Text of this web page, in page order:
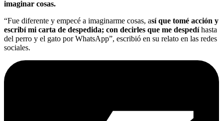
imaginar cosas.
“Fue diferente y empecé a imaginarme cosas, así que tomé acción y
escribí mi carta de despedida; con decirles que me despedíhasta
del perro y el gato por WhatsApp”, escribió en su relato en las redes
sociales.